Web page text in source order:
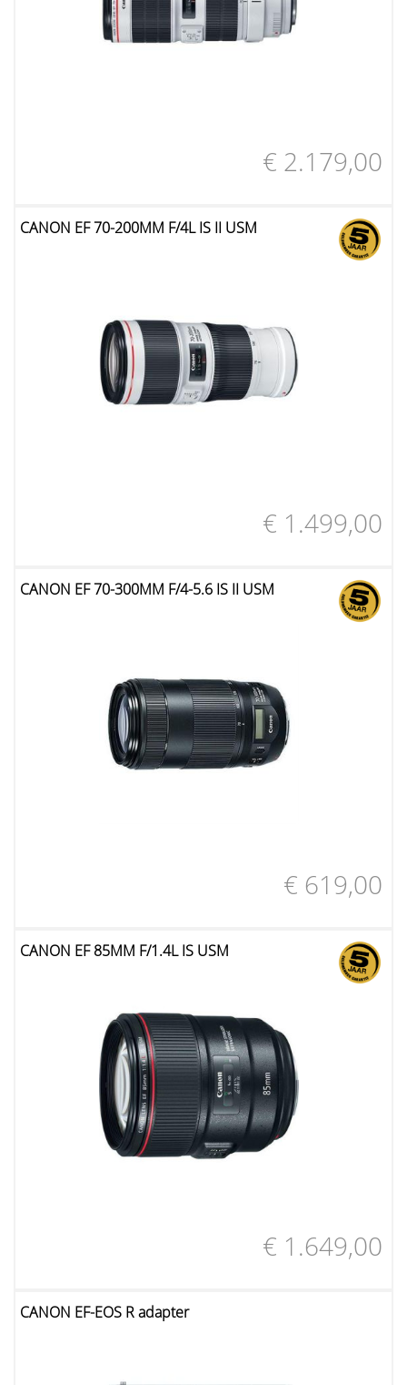
€ 2.179,00
CANON EF 70-200MM F/4L IS II USM
€ 1.499,00
CANON EF 70-300MM F/4-5.6 IS II USM
€ 619,00
CANON EF 85MM F/1.4L IS USM
€ 1.649,00
CANON EF-EOS R adapter